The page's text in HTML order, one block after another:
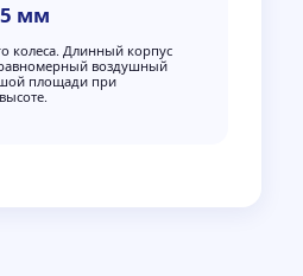
мм
колеса. Длинный корпус
воздушный
площади при